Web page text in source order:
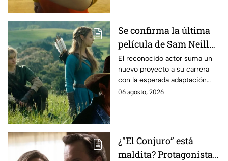
Se confirma la última
película de Sam Neill
antes de morir: esto es
lo que se sabe hasta
ahora
El reconocido actor suma un
nuevo proyecto a su carrera
con la esperada adaptación
cinematográfica del popular
06 agosto, 2026
¿"El Conjuro” está
maldita? Protagonista